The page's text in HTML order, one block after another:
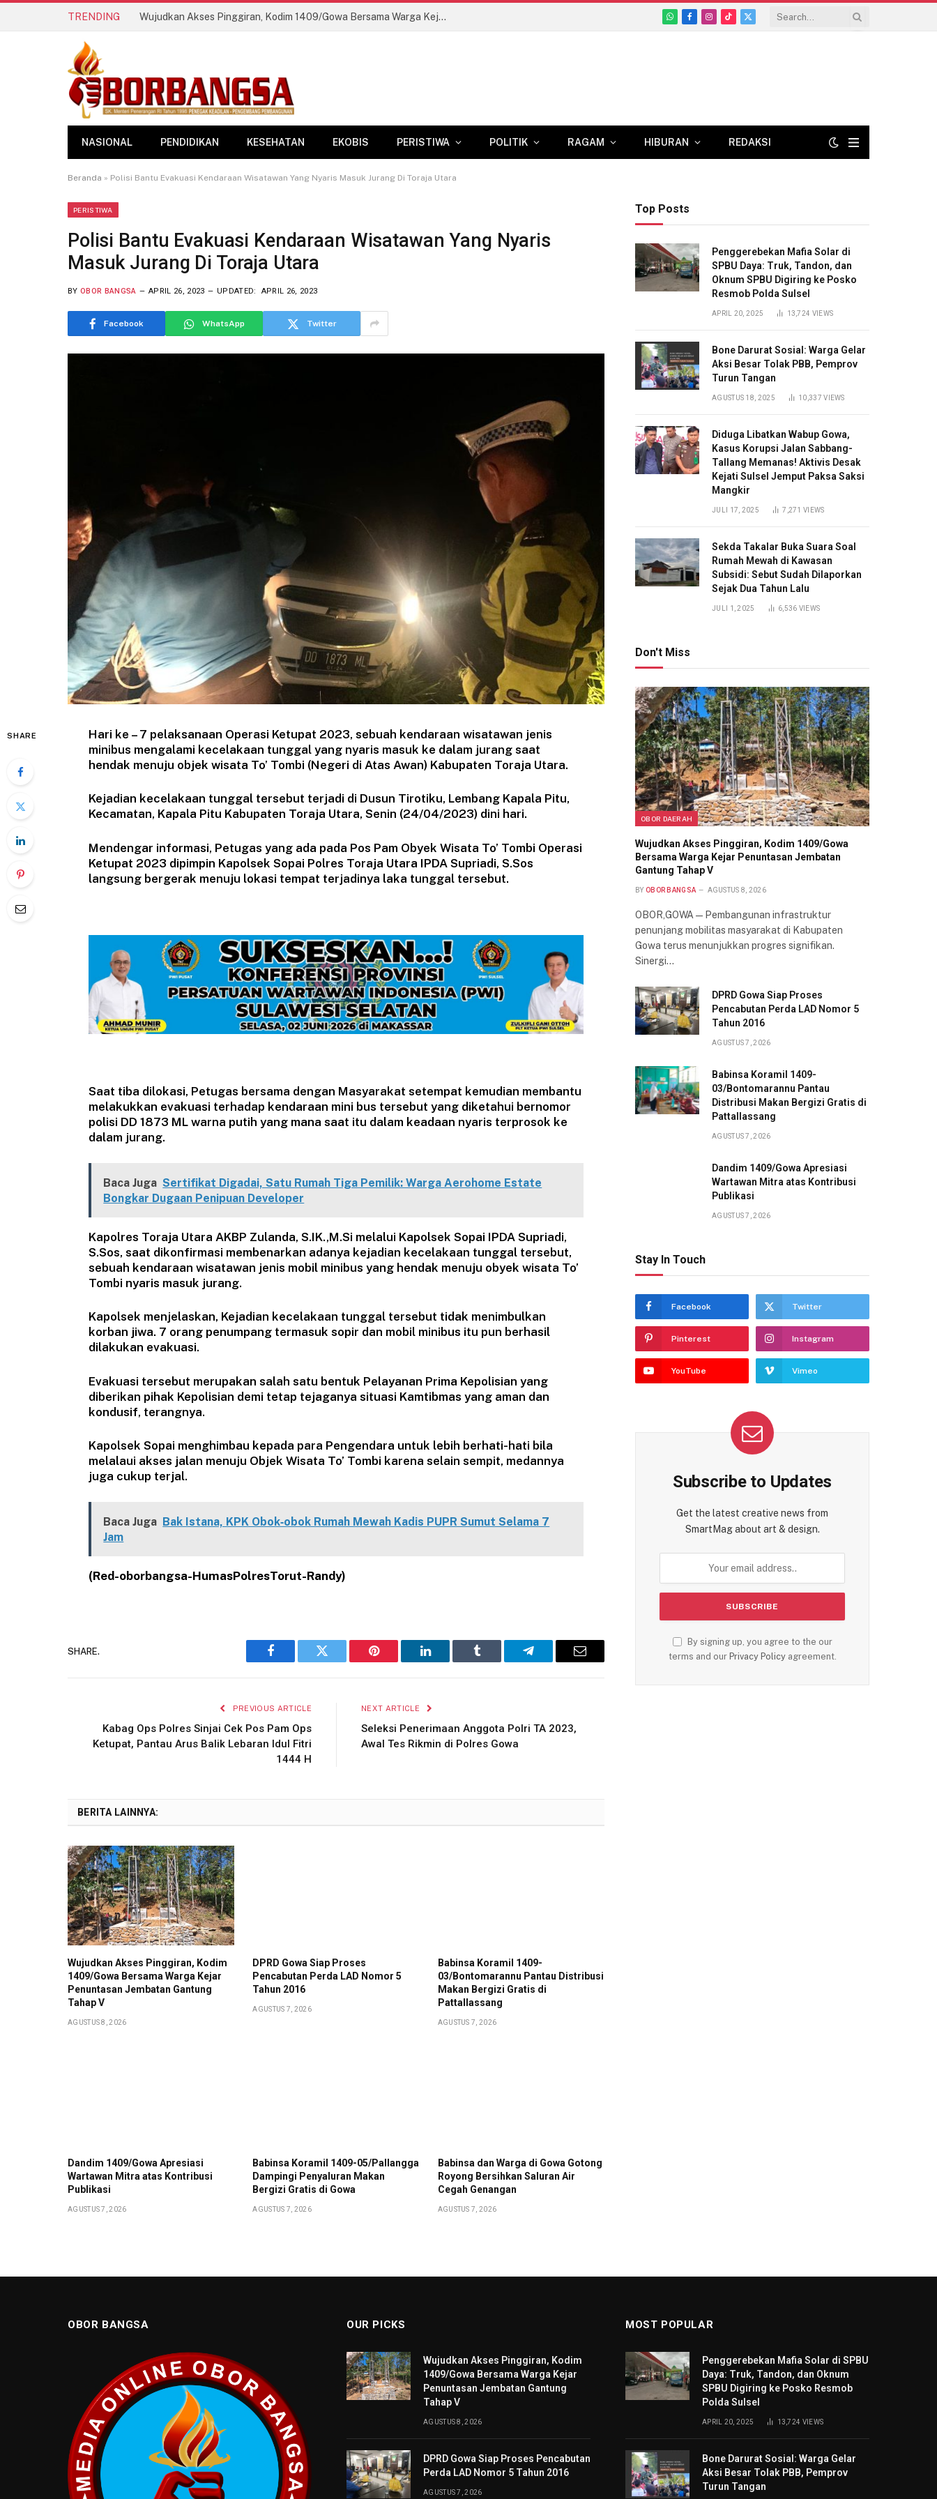
TRENDING Wujudkan Akses Pinggiran, Kodim 1409/Gowa Bersama Warga Kejar Penuntasan Jembatan Gantung Tahap V
WhatsApp
Facebook
Instagram
TikTok
X
NASIONAL PENDIDIKAN KESEHATAN EKOBIS PERISTIWA POLITIK RAGAM HIBURAN REDAKSI
Beranda » Polisi Bantu Evakuasi Kendaraan Wisatawan Yang Nyaris Masuk Jurang Di Toraja Utara
PERISTIWA
Polisi Bantu Evakuasi Kendaraan Wisatawan Yang Nyaris
Masuk Jurang Di Toraja Utara
BY OBOR BANGSA APRIL 26, 2023 UPDATED: APRIL 26, 2023
Facebook WhatsApp Twitter
SHARE
Hari ke – 7 pelaksanaan Operasi Ketupat 2023, sebuah kendaraan wisatawan jenis
minibus mengalami kecelakaan tunggal yang nyaris masuk ke dalam jurang saat
hendak menuju objek wisata To’ Tombi (Negeri di Atas Awan) Kabupaten Toraja Utara.
Kejadian kecelakaan tunggal tersebut terjadi di Dusun Tirotiku, Lembang Kapala Pitu,
Kecamatan, Kapala Pitu Kabupaten Toraja Utara, Senin (24/04/2023) dini hari.
Mendengar informasi, Petugas yang ada pada Pos Pam Obyek Wisata To’ Tombi Operasi
Ketupat 2023 dipimpin Kapolsek Sopai Polres Toraja Utara IPDA Supriadi, S.Sos
langsung bergerak menuju lokasi tempat terjadinya laka tunggal tersebut.
Saat tiba dilokasi, Petugas bersama dengan Masyarakat setempat kemudian membantu
melakukkan evakuasi terhadap kendaraan mini bus tersebut yang diketahui bernomor
polisi DD 1873 ML warna putih yang mana saat itu dalam keadaan nyaris terprosok ke
dalam jurang.
Baca Juga Sertifikat Digadai, Satu Rumah Tiga Pemilik: Warga Aerohome Estate
Bongkar Dugaan Penipuan Developer
Kapolres Toraja Utara AKBP Zulanda, S.IK.,M.Si melalui Kapolsek Sopai IPDA Supriadi,
S.Sos, saat dikonfirmasi membenarkan adanya kejadian kecelakaan tunggal tersebut,
sebuah kendaraan wisatawan jenis mobil minibus yang hendak menuju obyek wisata To’
Tombi nyaris masuk jurang.
Kapolsek menjelaskan, Kejadian kecelakaan tunggal tersebut tidak menimbulkan
korban jiwa. 7 orang penumpang termasuk sopir dan mobil minibus itu pun berhasil
dilakukan evakuasi.
Evakuasi tersebut merupakan salah satu bentuk Pelayanan Prima Kepolisian yang
diberikan pihak Kepolisian demi tetap tejaganya situasi Kamtibmas yang aman dan
kondusif, terangnya.
Kapolsek Sopai menghimbau kepada para Pengendara untuk lebih berhati-hati bila
melalaui akses jalan menuju Objek Wisata To’ Tombi karena selain sempit, medannya
juga cukup terjal.
Baca Juga Bak Istana, KPK Obok‑obok Rumah Mewah Kadis PUPR Sumut Selama 7
Jam
(Red-oborbangsa-HumasPolresTorut-Randy)
SHARE.
Facebook Twitter Pinterest LinkedIn Tumblr Telegram Email
PREVIOUS ARTICLE
Kabag Ops Polres Sinjai Cek Pos Pam Ops
Ketupat, Pantau Arus Balik Lebaran Idul Fitri
1444 H
NEXT ARTICLE
Seleksi Penerimaan Anggota Polri TA 2023,
Awal Tes Rikmin di Polres Gowa
BERITA LAINNYA:
Wujudkan Akses Pinggiran, Kodim
1409/Gowa Bersama Warga Kejar
Penuntasan Jembatan Gantung
Tahap V
AGUSTUS 8, 2026
DPRD Gowa Siap Proses
Pencabutan Perda LAD Nomor 5
Tahun 2016
AGUSTUS 7, 2026
Babinsa Koramil 1409-
03/Bontomarannu Pantau Distribusi
Makan Bergizi Gratis di
Pattallassang
AGUSTUS 7, 2026
Dandim 1409/Gowa Apresiasi
Wartawan Mitra atas Kontribusi
Publikasi
AGUSTUS 7, 2026
Babinsa Koramil 1409-05/Pallangga
Dampingi Penyaluran Makan
Bergizi Gratis di Gowa
AGUSTUS 7, 2026
Babinsa dan Warga di Gowa Gotong
Royong Bersihkan Saluran Air
Cegah Genangan
AGUSTUS 7, 2026
Top Posts
Penggerebekan Mafia Solar di
SPBU Daya: Truk, Tandon, dan
Oknum SPBU Digiring ke Posko
Resmob Polda Sulsel
APRIL 20, 2025 13,724 VIEWS
Bone Darurat Sosial: Warga Gelar
Aksi Besar Tolak PBB, Pemprov
Turun Tangan
AGUSTUS 18, 2025 10,337VIEWS
Diduga Libatkan Wabup Gowa,
Kasus Korupsi Jalan Sabbang-
Tallang Memanas! Aktivis Desak
Kejati Sulsel Jemput Paksa Saksi
Mangkir
JULI 17, 2025 7,271VIEWS
Sekda Takalar Buka Suara Soal
Rumah Mewah di Kawasan
Subsidi: Sebut Sudah Dilaporkan
Sejak Dua Tahun Lalu
JULI 1, 2025 6,536 VIEWS
Don't Miss
OBOR DAERAH
Wujudkan Akses Pinggiran, Kodim 1409/Gowa
Bersama Warga Kejar Penuntasan Jembatan
Gantung Tahap V
BY OBOR BANGSA AGUSTUS 8, 2026
OBOR,GOWA — Pembangunan infrastruktur
penunjang mobilitas masyarakat di Kabupaten
Gowa terus menunjukkan progres signifikan.
Sinergi…
DPRD Gowa Siap Proses
Pencabutan Perda LAD Nomor 5
Tahun 2016
AGUSTUS 7, 2026
Babinsa Koramil 1409-
03/Bontomarannu Pantau
Distribusi Makan Bergizi Gratis di
Pattallassang
AGUSTUS 7, 2026
Dandim 1409/Gowa Apresiasi
Wartawan Mitra atas Kontribusi
Publikasi
AGUSTUS 7, 2026
Stay In Touch
Facebook Twitter
Pinterest Instagram
YouTube Vimeo
Subscribe to Updates
Get the latest creative news from
SmartMag about art & design.
By signing up, you agree to the our
terms and our Privacy Policyagreement.
OBOR BANGSA OUR PICKS
Wujudkan Akses Pinggiran, Kodim
1409/Gowa Bersama Warga Kejar
Penuntasan Jembatan Gantung
Tahap V
AGUSTUS 8, 2026
DPRD Gowa Siap Proses Pencabutan
Perda LAD Nomor 5 Tahun 2016
AGUSTUS 7, 2026
MOST POPULAR
Penggerebekan Mafia Solar di SPBU
Daya: Truk, Tandon, dan Oknum
SPBU Digiring ke Posko Resmob
Polda Sulsel
APRIL 20, 2025 13,724 VIEWS
Bone Darurat Sosial: Warga Gelar
Aksi Besar Tolak PBB, Pemprov
Turun Tangan